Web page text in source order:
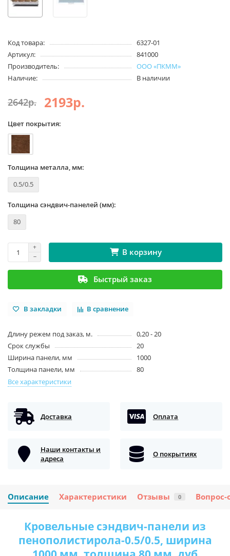
Код товара:
6327-01
Артикул:
841000
Производитель:
ООО «ПКММ»
Наличие:
В наличии
2642р. 2193р.
Цвет покрытия:
Толщина металла, мм:
0.5/0.5
Толщина сэндвич-панелей (мм):
80
В корзину
Быстрый заказ
В закладки В сравнение
Длину режем под заказ, м.
0,20 - 20
Срок службы
20
Ширина панели, мм
1000
Толщина панели, мм
80
Все характеристики
Доставка Оплата
Наши контакты и
адреса
О покрытиях
Описание Характеристики Отзывы 0 Вопрос-
Кровельные сэндвич-панели из
пенополистирола-0.5/0.5, ширина